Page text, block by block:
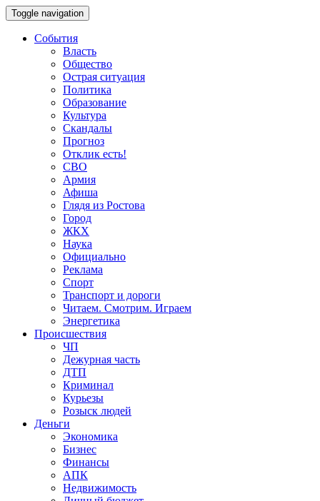
Toggle navigation
События
Власть
Общество
Острая ситуация
Политика
Образование
Культура
Скандалы
Прогноз
Отклик есть!
СВО
Армия
Афиша
Глядя из Ростова
Город
ЖКХ
Наука
Официально
Реклама
Спорт
Транспорт и дороги
Читаем. Смотрим. Играем
Энергетика
Происшествия
ЧП
Дежурная часть
ДТП
Криминал
Курьезы
Розыск людей
Деньги
Экономика
Бизнес
Финансы
АПК
Недвижимость